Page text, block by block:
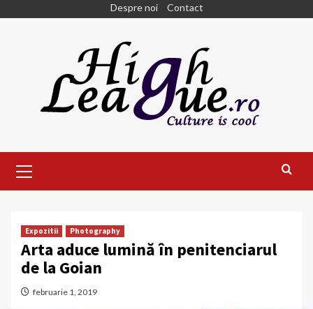
Despre noi Contact
Menu
Expozitii Photography
Arta aduce lumină în penitenciarul
de la Goian
februarie 1, 2019